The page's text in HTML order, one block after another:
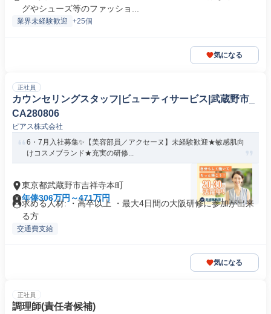
グやシューズ等のファッショ...
業界未経験歓迎 +25個
気になる
正社員
カウンセリングスタッフ|ビューティサービス|武蔵野市_
CA280806
ピアス株式会社
6・7月入社募集✨【美容部員／アクセーヌ】未経験歓迎★敏感肌向
けコスメブランド★充実の研修...
東京都武蔵野市吉祥寺本町
年俸306万円～471万円
求める人材: ・高卒以上 ・最大4日間の大阪研修に参加が出来
る方
交通費支給
気になる
正社員
調理師(責任者候補)